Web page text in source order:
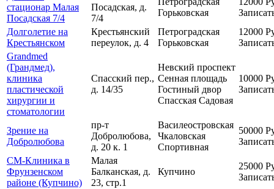
стационар Малая
Посадская 7/4
Посадская, д.
7/4
Горьковская
Долголетие на
Крестьянском
Крестьянский
переулок, д. 4
Петроградская
Горьковская
12000
Grandmed
(Грандмед),
клиника
пластической
хирургии и
стоматологии
Спасский пер.,
д. 14/35
Невский проспект
Сенная площадь
Гостиный двор
Спасская Садовая
10000
Зрение на
Добролюбова
пр-т
Добролюбова,
д. 20 к. 1
Василеостровская
Чкаловская
Спортивная
50000
СМ-Клиника в
Фрунзенском
районе (Купчино)
Малая
Балканская, д.
23, стр.1
Купчино
25000